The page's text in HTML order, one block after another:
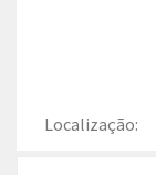
Localização: